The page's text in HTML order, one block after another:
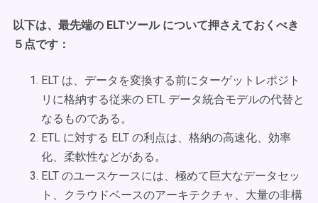
以下は、最先端の ELTツール について押さえておくべき
５点です：
ELT は、データを変換する前にターゲットレポジト
リに格納する従来の ETL データ統合モデルの代替と
なるものである。
ETL に対する ELT の利点は、格納の高速化、効率
化、柔軟性などがある。
ELT のユースケースには、極めて巨大なデータセッ
ト、クラウドベースのアーキテクチャ、大量の非構